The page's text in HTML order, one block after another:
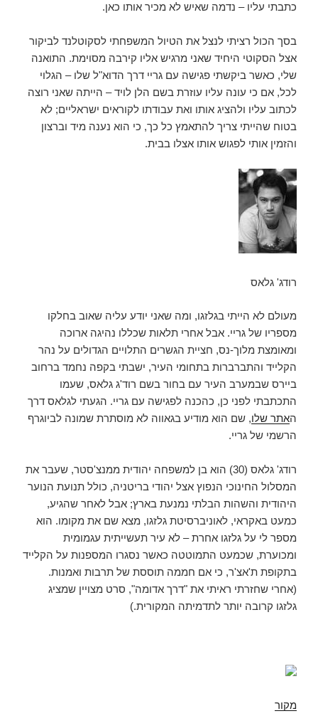
כתבתי עליו – נדמה שאיש לא מכיר אותו כאן.
בסך הכול רציתי לנצל את הטיול המשפחתי לסקוטלנד לביקור
אצל הסקוטי היחיד שאני מרגיש אליו קירבה מסוימת. התואנה
שלי, כאשר ביקשתי פגישה עם גריי דרך הדוא"ל שלו – הגלוי
לכל, אם כי עונה עליו עוזרת בשם הלן לויד – הייתה שאני רוצה
לכתוב עליו ולהציג אותו ואת עבודתו לקוראים ישראליים; לא
בטוח שהייתי צריך להתאמץ כל כך, כי הוא נענה מיד וברצון
והזמין אותי לפגוש אותו אצלו בבית.
רודג' גלאס
מעולם לא הייתי בגלזגו, ומה שאני יודע עליה שאוב בחלקו
מספריו של גריי. אבל אחרי תלאות שכללו נהיגה ארוכה
ומאומצת מלוך-נס, חציית הגשרים התלויים הגדולים על נהר
הקלייד והתברברות בתחומי העיר, ישבתי בקפה נחמד ברחוב
ביירס שבמערב העיר עם בחור בשם רוד'ג גלאס, שעמו
התכתבתי לפני כן, כהכנה לפגישה עם גריי. הגעתי לגלאס דרך
אתר שלו, שם הוא מודיע בגאווה לא מוסתרת שמונה לביוגרף
הרשמי של גריי.
רודג' גלאס (30) הוא בן למשפחה יהודית ממנצ'סטר, שעבר את
המסלול החינוכי הנפוץ אצל יהודי בריטניה, כולל תנועת הנוער
היהודית והשהות הבלתי נמנעת בארץ; אבל לאחר שהגיע,
כמעט באקראי, לאוניברסיטת גלזגו, מצא שם את מקומו. הוא
מספר לי על גלזגו אחרת – לא עיר תעשייתית עגמומית
ומכוערת, שכמעט התמוטטה כאשר נסגרו המספנות על הקלייד
בתקופת ת'אצ'ר, כי אם חממה תוססת של תרבות ואמנות.
(אחרי שחזרתי ראיתי את "דרך אדומה", סרט מצויין שמציג
גלזגו קרובה יותר לתדמיתה המקורית.)
מקור